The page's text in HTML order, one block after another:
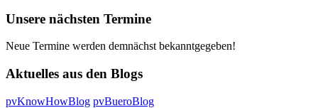
Unsere nächsten Termine
Neue Termine werden demnächst bekanntgegeben!
Aktuelles aus den Blogs
pvKnowHowBlog pvBueroBlog